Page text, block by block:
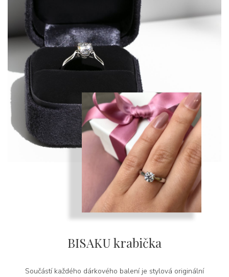
BISAKU krabička
Součástí každého dárkového balení je stylová originální